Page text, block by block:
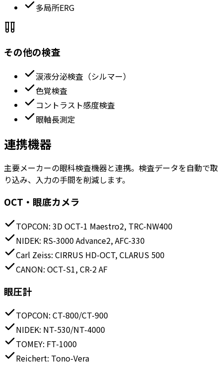
多局所ERG
その他の検査
涙液分泌検査（シルマー）
色覚検査
コントラスト感度検査
眼軸長測定
連携機器
主要メーカーの眼科検査機器と連携。検査データを自動で取
り込み、入力の手間を削減します。
OCT・眼底カメラ
TOPCON: 3D OCT-1 Maestro2, TRC-NW400
NIDEK: RS-3000 Advance2, AFC-330
Carl Zeiss: CIRRUS HD-OCT, CLARUS 500
CANON: OCT-S1, CR-2 AF
眼圧計
TOPCON: CT-800/CT-900
NIDEK: NT-530/NT-4000
TOMEY: FT-1000
Reichert: Tono-Vera